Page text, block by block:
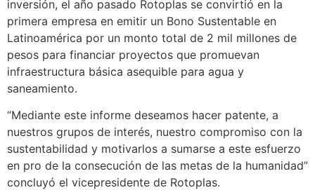
inversión, el año pasado Rotoplas se convirtió en la
primera empresa en emitir un Bono Sustentable en
Latinoamérica por un monto total de 2 mil millones de
pesos para financiar proyectos que promuevan
infraestructura básica asequible para agua y
saneamiento.
“Mediante este informe deseamos hacer patente, a
nuestros grupos de interés, nuestro compromiso con la
sustentabilidad y motivarlos a sumarse a este esfuerzo
en pro de la consecución de las metas de la humanidad”
concluyó el vicepresidente de Rotoplas.